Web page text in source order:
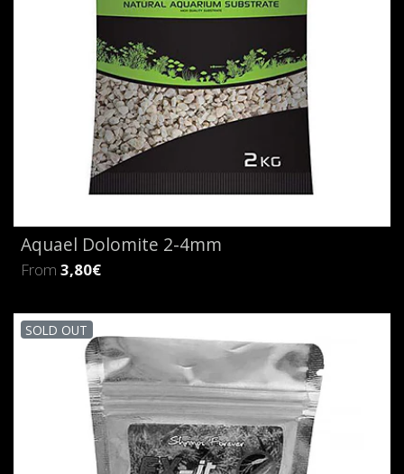
Aquael Dolomite 2-4mm
From 3,80€
SOLD OUT